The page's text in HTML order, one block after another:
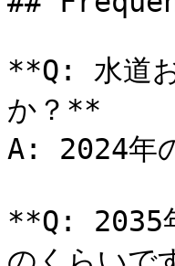
**Q: 水道お
か？**
A: 2024年
**Q: 2035